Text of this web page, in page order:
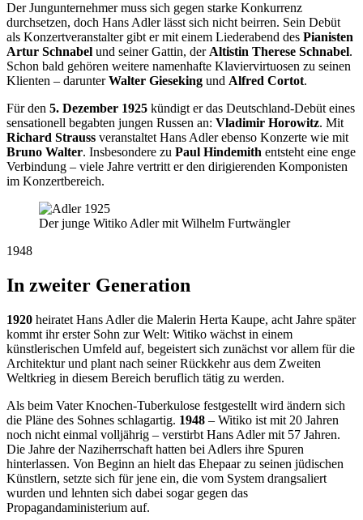
Der Jungunternehmer muss sich gegen starke Konkurrenz
durchsetzen, doch Hans Adler lässt sich nicht beirren. Sein Debüt
als Konzertveranstalter gibt er mit einem Liederabend des Pianisten
Artur Schnabel und seiner Gattin, derAltistin Therese Schnabel.
Schon bald gehören weitere namenhafte Klaviervirtuosen zu seinen
Klienten – darunterWalter Gieseking und Alfred Cortot.
Für den 5. Dezember 1925 kündigt er das Deutschland-Debüt eines
sensationell begabten jungen Russen an: Vladimir Horowitz. Mit
Richard Strauss veranstaltet Hans Adler ebenso Konzerte wie mit
Bruno Walter. Insbesondere zu Paul Hindemith entsteht eine enge
Verbindung – viele Jahre vertritt er den dirigierenden Komponisten
im Konzertbereich.
Der junge Witiko Adler mit Wilhelm Furtwängler
1948
In zweiter Generation
1920 heiratet Hans Adler die Malerin Herta Kaupe, acht Jahre später
kommt ihr erster Sohn zur Welt: Witiko wächst in einem
künstlerischen Umfeld auf, begeistert sich zunächst vor allem für die
Architektur und plant nach seiner Rückkehr aus dem Zweiten
Weltkrieg in diesem Bereich beruflich tätig zu werden.
Als beim Vater Knochen-Tuberkulose festgestellt wird ändern sich
die Pläne des Sohnes schlagartig. 1948 – Witiko ist mit 20 Jahren
noch nicht einmal volljährig – verstirbt Hans Adler mit 57 Jahren.
Die Jahre der Naziherrschaft hatten bei Adlers ihre Spuren
hinterlassen. Von Beginn an hielt das Ehepaar zu seinen jüdischen
Künstlern, setzte sich für jene ein, die vom System drangsaliert
wurden und lehnten sich dabei sogar gegen das
Propagandaministerium auf.